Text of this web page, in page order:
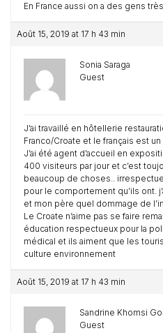
En France aussi on a des gens
Août 15, 2019 at 17 h 43 min
Sonia Saraga
Guest
J’ai travaillé en hôtellerie
Franco/Croate et le français est
J’ai été agent d’accueil en
400 visiteurs par jour et c’est
beaucoup de choses..
pour le comportement qu’ils ont.
et mon père quel dommage de
Le Croate n’aime pas se faire
éducation respectueux pour la
médical et ils aiment que les
culture environnement
Août 15, 2019 at 17 h 43 min
Sandrine Khomsi
Guest